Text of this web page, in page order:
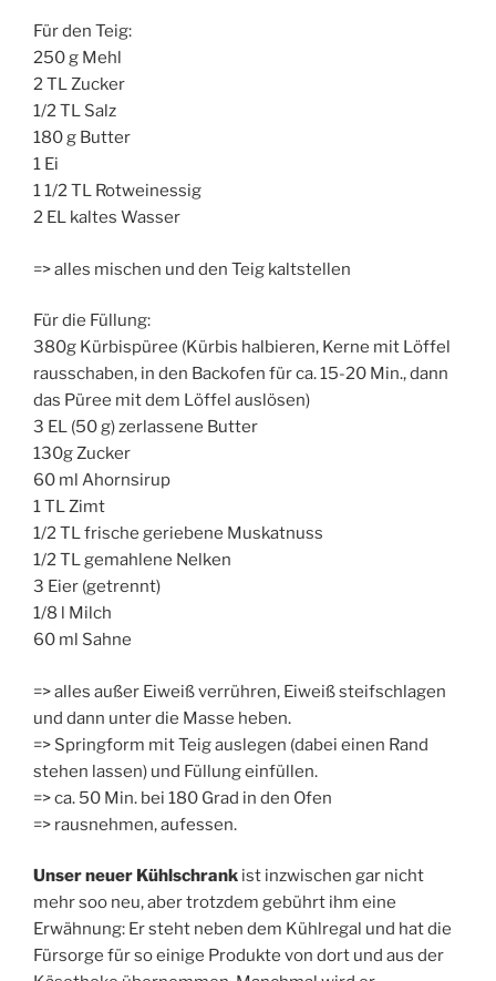
Für den Teig:
250 g Mehl
2 TL Zucker
1/2 TL Salz
180 g Butter
1 Ei
1 1/2 TL Rotweinessig
2 EL kaltes Wasser
=> alles mischen und den Teig kaltstellen
Für die Füllung:
380g Kürbispüree (Kürbis halbieren, Kerne mit Löffel
rausschaben, in den Backofen für ca. 15-20 Min., dann
das Püree mit dem Löffel auslösen)
3 EL (50 g) zerlassene Butter
130g Zucker
60 ml Ahornsirup
1 TL Zimt
1/2 TL frische geriebene Muskatnuss
1/2 TL gemahlene Nelken
3 Eier (getrennt)
1/8 l Milch
60 ml Sahne
=> alles außer Eiweiß verrühren, Eiweiß steifschlagen
und dann unter die Masse heben.
=> Springform mit Teig auslegen (dabei einen Rand
stehen lassen) und Füllung einfüllen.
=> ca. 50 Min. bei 180 Grad in den Ofen
=> rausnehmen, aufessen.
Unser neuer Kühlschrank ist inzwischen gar nicht
mehr soo neu, aber trotzdem gebührt ihm eine
Erwähnung: Er steht neben dem Kühlregal und hat die
Fürsorge für so einige Produkte von dort und aus der